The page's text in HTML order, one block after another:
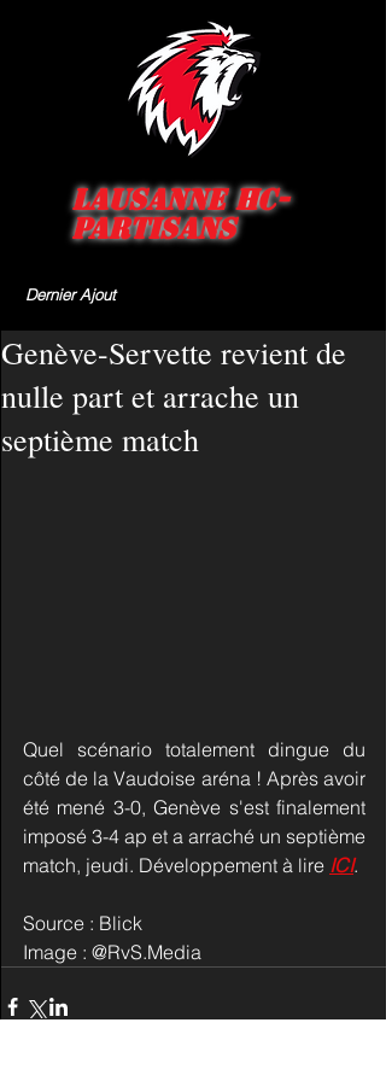
Lausanne HC-
Partisans
Dernier Ajout
Genève-Servette revient de
nulle part et arrache un
septième match
Quel scénario totalement dingue du
côté de la Vaudoise aréna ! Après avoir
été mené 3-0, Genève s'est finalement
imposé 3-4 ap et a arraché un septième
match, jeudi. Développement à lire ICI.
Source : Blick
Image : @RvS.Media